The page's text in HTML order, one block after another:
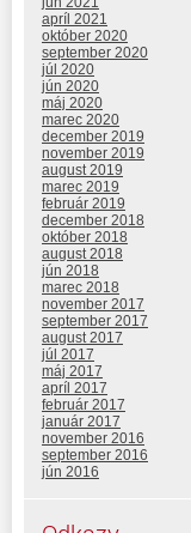
apríl 2021
október 2020
september 2020
júl 2020
jún 2020
máj 2020
marec 2020
december 2019
november 2019
august 2019
marec 2019
február 2019
december 2018
október 2018
august 2018
jún 2018
marec 2018
november 2017
september 2017
august 2017
júl 2017
máj 2017
apríl 2017
február 2017
január 2017
november 2016
september 2016
jún 2016